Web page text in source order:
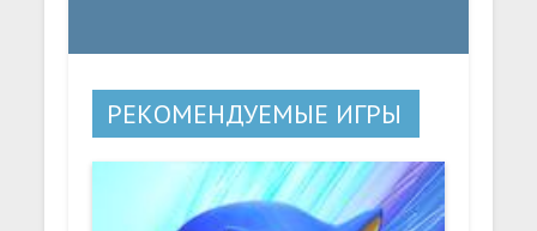
РЕКОМЕНДУЕМЫЕ ИГРЫ